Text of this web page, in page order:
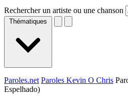
Rechercher un artiste ou une chanson
Thématiques
Paroles.net Paroles Kevin O Chris
Espelhado)